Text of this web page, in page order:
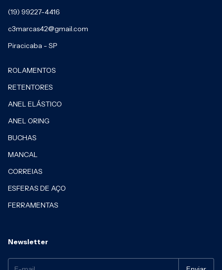
(19) 99227-4416
c3marcas42@gmail.com
Piracicaba - SP
ROLAMENTOS
RETENTORES
ANEL ELÁSTICO
ANEL ORING
BUCHAS
MANCAL
CORREIAS
ESFERAS DE AÇO
FERRAMENTAS
Newsletter